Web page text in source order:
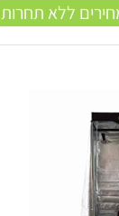
ללא תחרות